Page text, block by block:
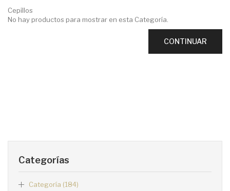
Categorías
Categoría (184)
Cepillos
No hay productos para mostrar en esta Categoría.
CONTINUAR